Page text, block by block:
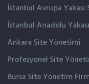
İstanbul Avrupa
İstanbul Anadolu
Ankara Site Yönetimi
Profesyonel Site
Bursa Site Yönetim